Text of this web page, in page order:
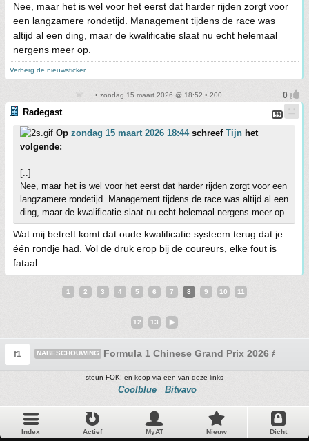
Nee, maar het is wel voor het eerst dat harder rijden zorgt voor
een langzamere rondetijd. Management tijdens de race was
altijd al een ding, maar de kwalificatie slaat nu echt helemaal
nergens meer op.
Verberg de nieuwsticker
• zondag 15 maart 2026 @ 18:52 • 200
Radegast
Op zondag 15 maart 2026 18:44schreef Tijn het
volgende:
[..]
Nee, maar het is wel voor het eerst dat harder rijden zorgt voor een
langzamere rondetijd. Management tijdens de race was altijd al een
ding, maar de kwalificatie slaat nu echt helemaal nergens meer op.
Wat mij betreft komt dat oude kwalificatie systeem terug dat je
één rondje had. Vol de druk erop bij de coureurs, elke fout is
fataal.
1 2 3 4 5 6 7 8 9 10 11
12 13
f1 NABESCHOUWING Formula 1 Chinese Grand Prix 2026 #9
steun FOK! en koop via een van deze links
Coolblue Bitvavo
Index Actief MyAT Nieuw Dicht